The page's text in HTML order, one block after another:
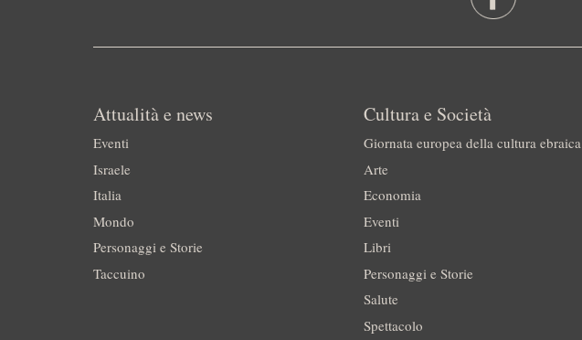
Attualità e news
Eventi
Israele
Italia
Mondo
Personaggi e Storie
Taccuino
Cultura e Società
Giornata europea della cultura ebraica
Arte
Economia
Eventi
Libri
Personaggi e Storie
Salute
Spettacolo